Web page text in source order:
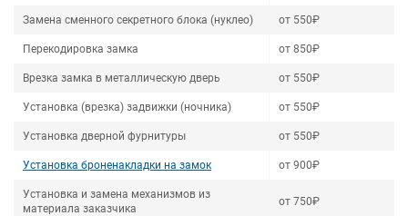
Замена сменного секретного блока (нуклео) от 550₽
Перекодировка замка от 850₽
Врезка замка в металлическую дверь от 550₽
Установка (врезка) задвижки (ночника) от 550₽
Установка дверной фурнитуры от 550₽
Установка броненакладки на замок от 900₽
Установка и замена механизмов из
материала заказчика
от 750₽